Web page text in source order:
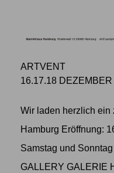
ARTVENT
16.17.18 DEZEMBER
Wir laden herzlich ein
Hamburg Eröffnung:
Samstag und
GALLERY GALERIE